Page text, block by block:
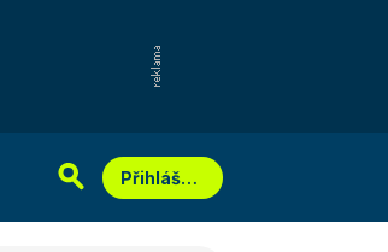
Přihlášení